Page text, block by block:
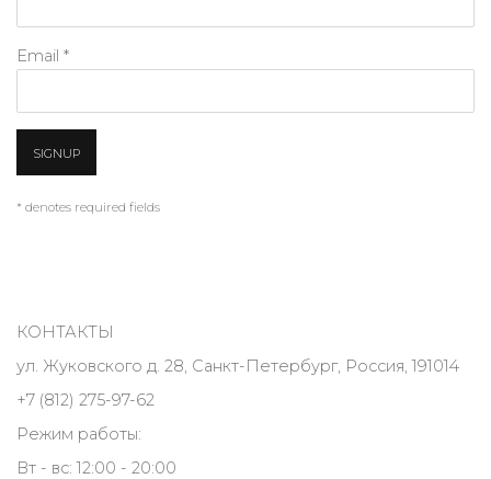
Email *
SIGNUP
* denotes required fields
КОНТАКТЫ
ул. Жуковского д. 28, Санкт-Петербург, Россия, 191014
+7 (812) 275-97-62
Режим работы:
Вт - вс: 12:00 - 20:00